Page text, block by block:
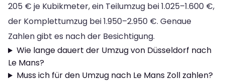
205 € je Kubikmeter, ein Teilumzug bei 1.025–1.600 €,
der Komplettumzug bei 1.950–2.950 €. Genaue
Zahlen gibt es nach der Besichtigung.
Wie lange dauert der Umzug von Düsseldorf nach
Le Mans?
Muss ich für den Umzug nach Le Mans Zoll zahlen?